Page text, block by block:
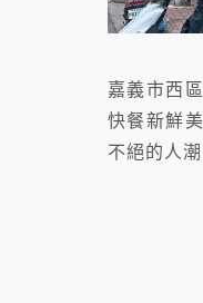
嘉義市西
快餐新鮮
不絕的人